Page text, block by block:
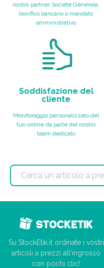
nostro partner Société Générale,
bonifico bancario o mandato
amministrativo
Soddisfazione del
cliente
Monitoraggio personalizzato del
tuo ordine da parte del nostro
team dedicato
Su StockEtik.it ordinate i vostri
articoli a prezzi all'ingrosso
con pochi clic!